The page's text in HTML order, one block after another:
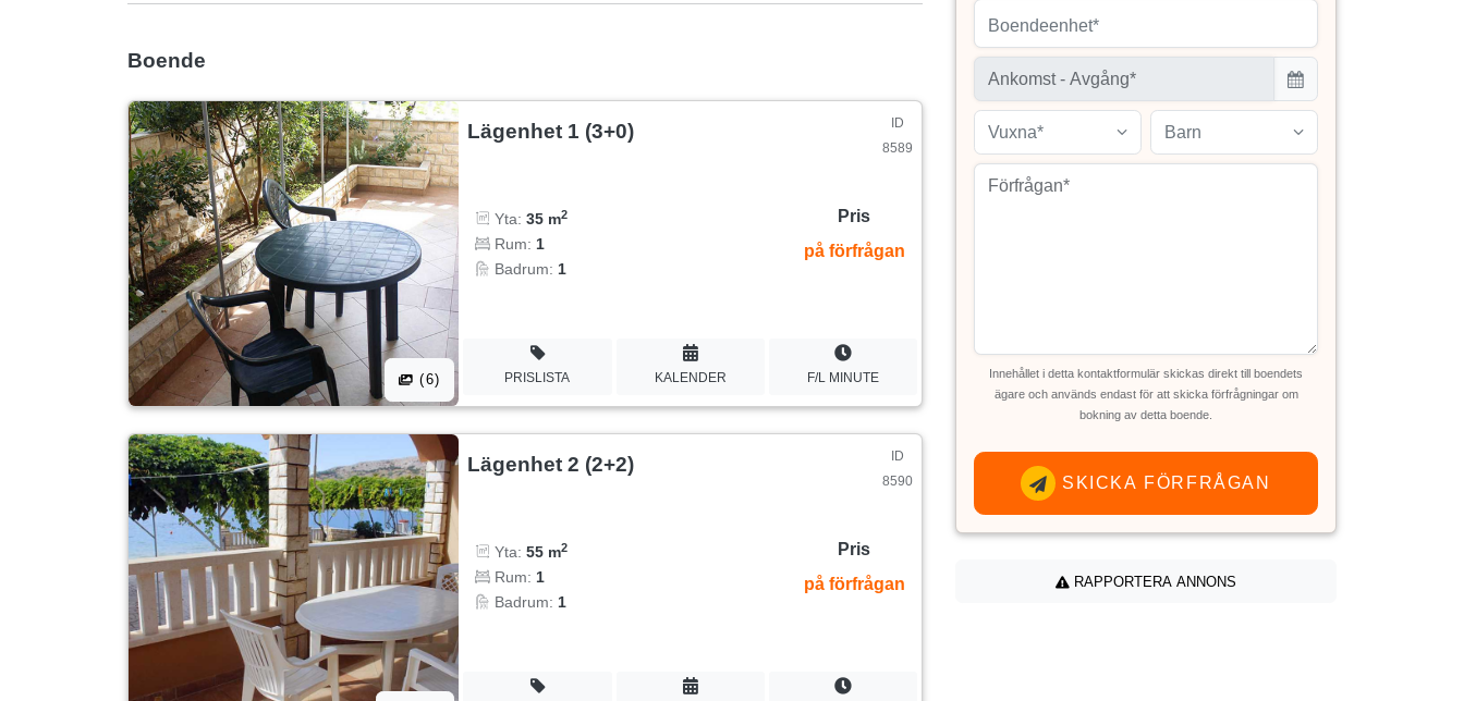
Boende
(6)
Lägenhet 1 (3+0)
ID
8589
Yta:35 m2
Rum:1
Badrum:1
Pris
på förfrågan
PRISLISTA KALENDER F/L MINUTE
Lägenhet 2 (2+2)
ID
8590
Yta:55 m2
Rum:1
Badrum:1
Pris
på förfrågan
Boendeenhet*
Vuxna* Barn
Innehållet i detta kontaktformulär skickas direkt till boendets
ägare och används endast för att skicka förfrågningar om
bokning av detta boende.
SKICKA FÖRFRÅGAN
RAPPORTERA ANNONS